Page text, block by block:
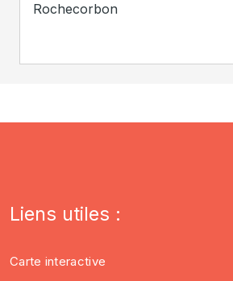
Rochecorbon
Liens utiles :
Carte interactive